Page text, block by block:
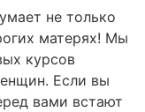
не только
матерях! Мы
курсов
Если вы
вами встают